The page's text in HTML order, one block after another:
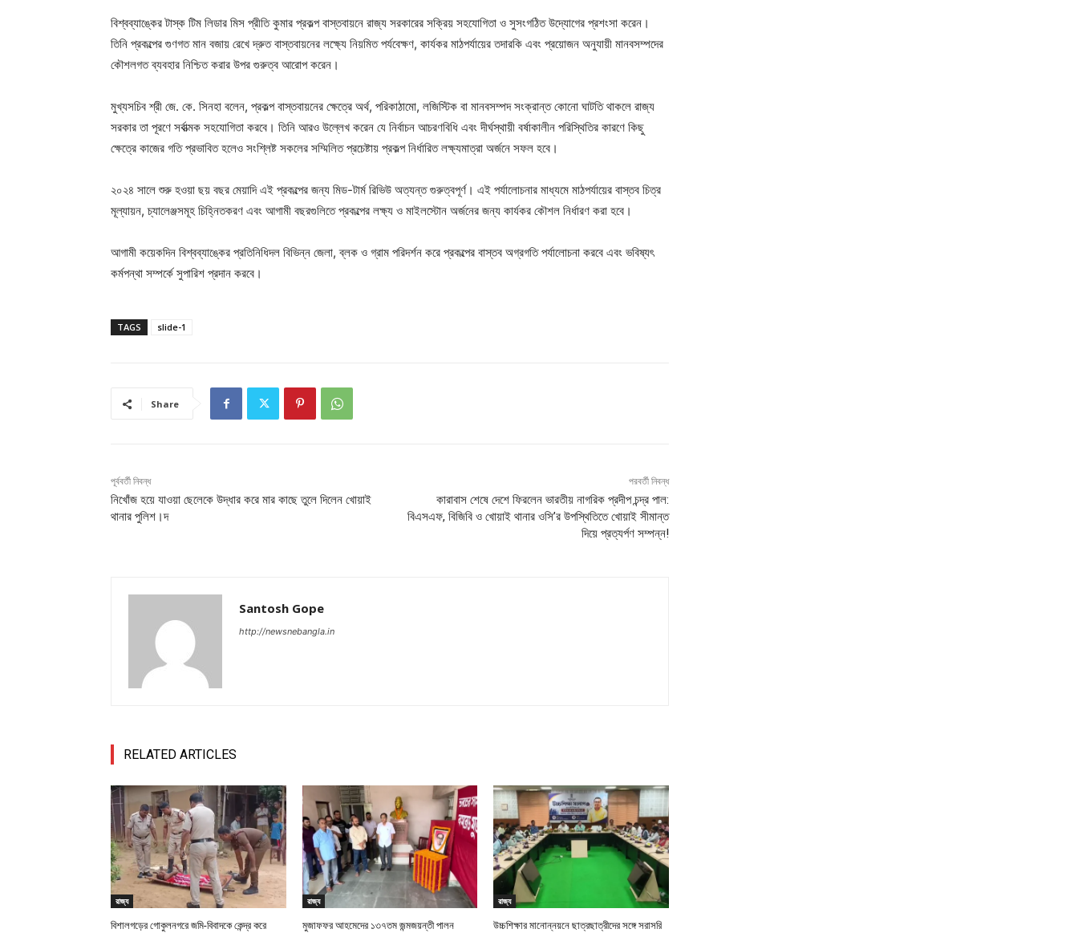
বিশ্বব্যাঙ্কের টাস্ক টিম লিডার মিস প্রীতি কুমার প্রকল্প বাস্তবায়নে রাজ্য সরকারের সক্রিয় সহযোগিতা ও সুসংগঠিত উদ্যোগের প্রশংসা করেন।
তিনি প্রকল্পের গুণগত মান বজায় রেখে দ্রুত বাস্তবায়নের লক্ষ্যে নিয়মিত পর্যবেক্ষণ, কার্যকর মাঠপর্যায়ের তদারকি এবং প্রয়োজন অনুযায়ী মানবসম্পদের
কৌশলগত ব্যবহার নিশ্চিত করার উপর গুরুত্ব আরোপ করেন।
মুখ্যসচিব শ্রী জে. কে. সিনহা বলেন, প্রকল্প বাস্তবায়নের ক্ষেত্রে অর্থ, পরিকাঠামো, লজিস্টিক বা মানবসম্পদ সংক্রান্ত কোনো ঘাটতি থাকলে রাজ্য
সরকার তা পূরণে সর্বাত্মক সহযোগিতা করবে। তিনি আরও উল্লেখ করেন যে নির্বাচন আচরণবিধি এবং দীর্ঘস্থায়ী বর্ষাকালীন পরিস্থিতির কারণে কিছু
ক্ষেত্রে কাজের গতি প্রভাবিত হলেও সংশ্লিষ্ট সকলের সম্মিলিত প্রচেষ্টায় প্রকল্প নির্ধারিত লক্ষ্যমাত্রা অর্জনে সফল হবে।
২০২৪ সালে শুরু হওয়া ছয় বছর মেয়াদি এই প্রকল্পের জন্য মিড-টার্ম রিভিউ অত্যন্ত গুরুত্বপূর্ণ। এই পর্যালোচনার মাধ্যমে মাঠপর্যায়ের বাস্তব চিত্র
মূল্যায়ন, চ্যালেঞ্জসমূহ চিহ্নিতকরণ এবং আগামী বছরগুলিতে প্রকল্পের লক্ষ্য ও মাইলস্টোন অর্জনের জন্য কার্যকর কৌশল নির্ধারণ করা হবে।
আগামী কয়েকদিন বিশ্বব্যাঙ্কের প্রতিনিধিদল বিভিন্ন জেলা, ব্লক ও গ্রাম পরিদর্শন করে প্রকল্পের বাস্তব অগ্রগতি পর্যালোচনা করবে এবং ভবিষ্যৎ
কর্মপন্থা সম্পর্কে সুপারিশ প্রদান করবে।
TAGS slide-1
Share
পূর্ববর্তী নিবন্ধ
নিখোঁজ হয়ে যাওয়া ছেলেকে উদ্ধার করে মার কাছে তুলে দিলেন খোয়াই
থানার পুলিশ।দ
পরবর্তী নিবন্ধ
কারাবাস শেষে দেশে ফিরলেন ভারতীয় নাগরিক প্রদীপ চন্দ্র পাল:
বিএসএফ, বিজিবি ও খোয়াই থানার ওসি’র উপস্থিতিতে খোয়াই সীমান্ত
দিয়ে প্রত্যর্পণ সম্পন্ন!
Santosh Gope
http://newsnebangla.in
RELATED ARTICLES
রাজ্য
বিশালগড়ের গোকুলনগরে জমি-বিবাদকে কেন্দ্র করে
রাজ্য
মুজাফফর আহমেদের ১৩৭তম জন্মজয়ন্তী পালন
রাজ্য
উচ্চশিক্ষার মানোন্নয়নে ছাত্রছাত্রীদের সঙ্গে সরাসরি